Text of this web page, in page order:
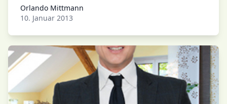
Orlando Mittmann
Orlando Mittmann
10. Januar 2013